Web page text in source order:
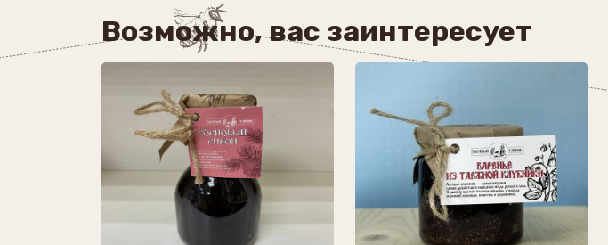
Возможно, вас заинтересует